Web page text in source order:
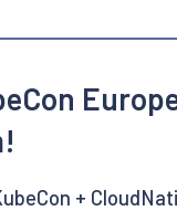
+